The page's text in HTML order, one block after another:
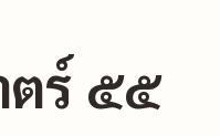
ตร์ ๕๕